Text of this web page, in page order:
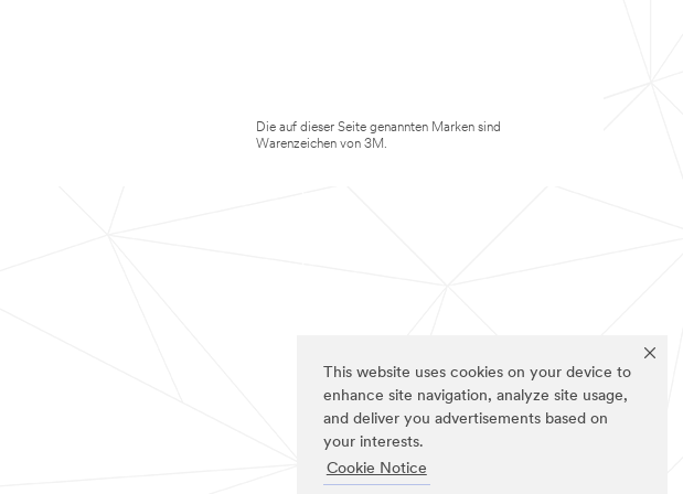
This website uses cookies on your device to
enhance site navigation, analyze site usage,
and deliver you advertisements based on
your interests.
Cookie Notice
Die auf dieser Seite genannten Marken sind
Warenzeichen von 3M.